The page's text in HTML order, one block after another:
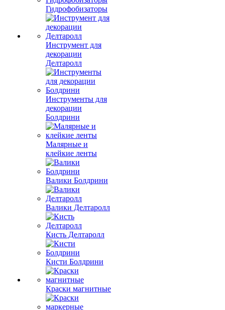
Гидрофобизаторы
Инструмент для
декорации
Делтаролл
Инструменты для
декорации
Болдрини
Малярные и
клейкие ленты
Валики Болдрини
Валики Делтаролл
Кисть Делтаролл
Кисти Болдрини
Краски магнитные